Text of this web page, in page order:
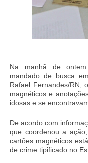
Na manhã de
mandado de busca
Rafael Fernandes/RN,
magnéticos e
idosas e se
De acordo com
que coordenou a
cartões magnéticos
de crime tipificado no